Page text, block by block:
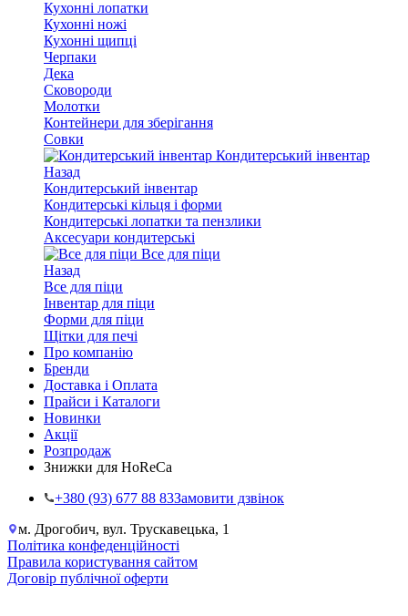
Кухонні лопатки
Кухонні ножі
Кухонні щипці
Черпаки
Дека
Сковороди
Молотки
Контейнери для зберігання
Совки
Кондитерський інвентар
Назад
Кондитерський інвентар
Кондитерські кільця і форми
Кондитерські лопатки та пензлики
Аксесуари кондитерські
Все для піци
Назад
Все для піци
Інвентар для піци
Форми для піци
Щітки для печі
Про компанію
Бренди
Доставка і Оплата
Прайси і Каталоги
Новинки
Акції
Розпродаж
Знижки для HoReCa
+38‎0 (93) 677 88 83Замовити дзвінок
м. Дрогобич, вул. Трускавецька, 1
Політика конфеденційності
Правила користування сайтом
Договір публічної оферти